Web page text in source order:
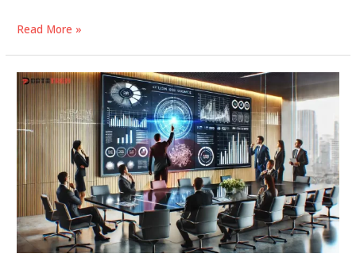
Interactive
untuk
Kelas
&
Kantor!
Read More »